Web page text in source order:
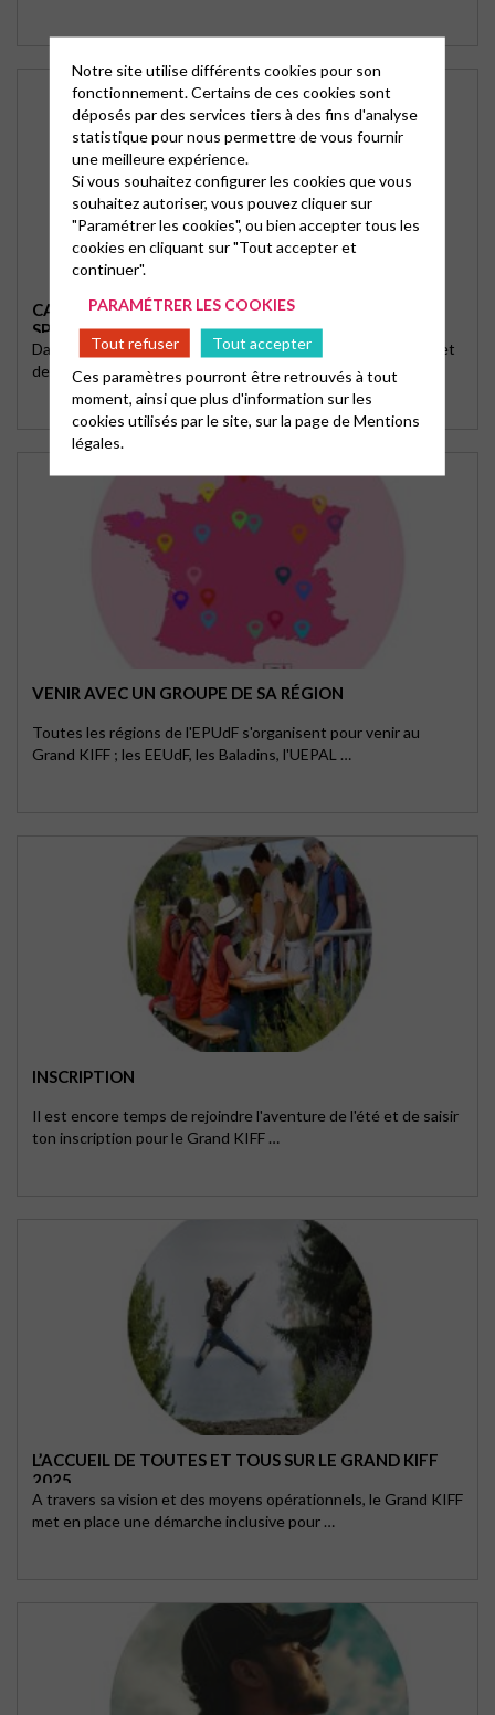
CAFÉ KIFF SUR LES VIOLENCES SEXUELLES ET
SPIRITUELLES
Dans le cadre de la démarche de protection des personnes et
de prévention des violences, l'équipe du …
VENIR AVEC UN GROUPE DE SA RÉGION
Toutes les régions de l'EPUdF s'organisent pour venir au
Grand KIFF ; les EEUdF, les Baladins, l'UEPAL …
INSCRIPTION
Il est encore temps de rejoindre l'aventure de l'été et de saisir
ton inscription pour le Grand KIFF …
L’ACCUEIL DE TOUTES ET TOUS SUR LE GRAND KIFF
2025
A travers sa vision et des moyens opérationnels, le Grand KIFF
met en place une démarche inclusive pour …
Notre site utilise différents cookies pour son
fonctionnement. Certains de ces cookies sont
déposés par des services tiers à des fins d'analyse
statistique pour nous permettre de vous fournir
une meilleure expérience.
Si vous souhaitez configurer les cookies que vous
souhaitez autoriser, vous pouvez cliquer sur
"Paramétrer les cookies", ou bien accepter tous les
cookies en cliquant sur "Tout accepter et
continuer".
PARAMÉTRER LES COOKIES
Tout refuser
Tout accepter
Ces paramètres pourront être retrouvés à tout
moment, ainsi que plus d'information sur les
cookies utilisés par le site, sur la page deMentions
légales.